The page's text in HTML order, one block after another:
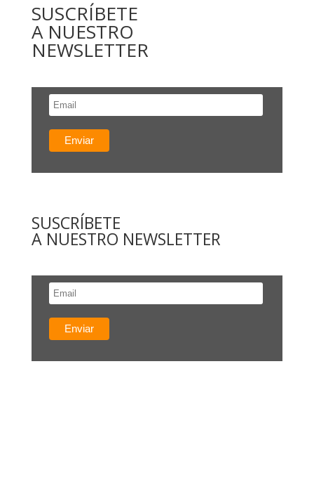
SUSCRÍBETE
A NUESTRO
NEWSLETTER
SUSCRÍBETE
A NUESTRO NEWSLETTER